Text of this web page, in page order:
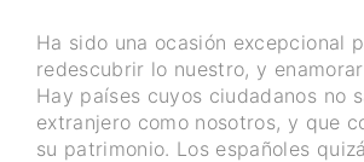
Ha sido una ocasión excepcional
redescubrir lo nuestro, y
Hay países cuyos ciudadanos no
extranjero como nosotros, y que
su patrimonio. Los españoles